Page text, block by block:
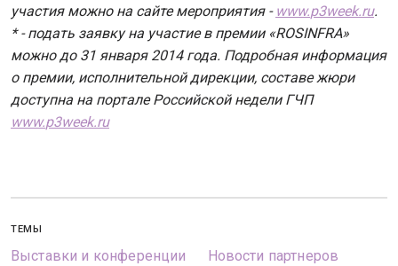
участия можно на сайте мероприятия - www.p3week.ru.
* - подать заявку на участие в премии «ROSINFRA»
можно до 31 января 2014 года. Подробная информация
о премии, исполнительной дирекции, соcтаве жюри
доступна на портале Российской недели ГЧП
www.p3week.ru
ТЕМЫ
Выставки и конференции Новости партнеров